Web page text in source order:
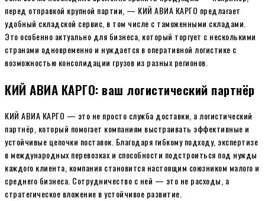
перед отправкой крупной партии, — КИЙ АВИА КАРГО предлагает
удобный складской сервис, в том числе с таможенными складами.
Это особенно актуально для бизнеса, который торгует с несколькими
странами одновременно и нуждается в оперативной логистике с
возможностью консолидации грузов из разных регионов.
КИЙ АВИА КАРГО: ваш логистический партнёр
КИЙ АВИА КАРГО — это не просто служба доставки, а логистический
партнёр, который помогает компаниям выстраивать эффективные и
устойчивые цепочки поставок. Благодаря гибкому подходу, экспертизе
в международных перевозках и способности подстроиться под нужды
каждого клиента, компания становится настоящим союзником малого и
среднего бизнеса. Сотрудничество с ней — это не расходы, а
стратегическое вложение в устойчивое развитие.